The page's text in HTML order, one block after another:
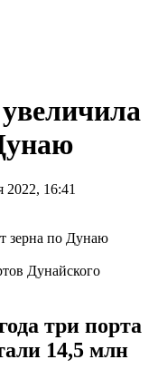
2022, 16:41
Дунайского
три порта
14,5 млн